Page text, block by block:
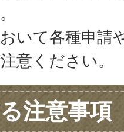
いて各種申請
意ください。
注意事項